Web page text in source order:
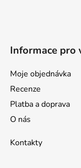
Informace pro
Moje objednávka
Recenze
Platba a doprava
O nás
Kontakty